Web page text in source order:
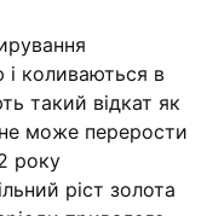
і коливаються в
такий відкат як
може перерости
року
ріст золота